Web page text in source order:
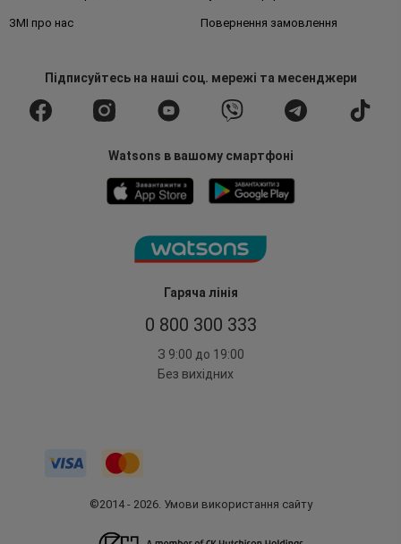
Гаряча лінія
0 800 300 333
З 9:00 до 19:00
Без вихідних
ЗМІ про нас Повернення замовлення
Підписуйтесьна наші соц. мережі та месенджери
Watsons в вашому смартфоні
©2014 - 2026. Умови використання сайту